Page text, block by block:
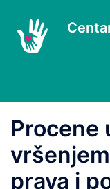
content
Procene
prava i